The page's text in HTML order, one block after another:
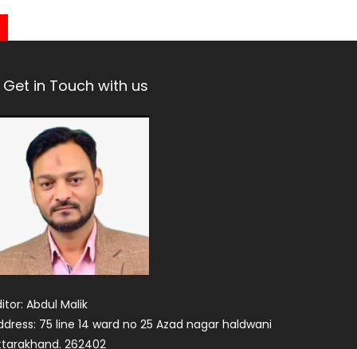
Get in Touch with us
Abdul Malik
75 line 14 ward no 25 Azad nagar haldwani
262402